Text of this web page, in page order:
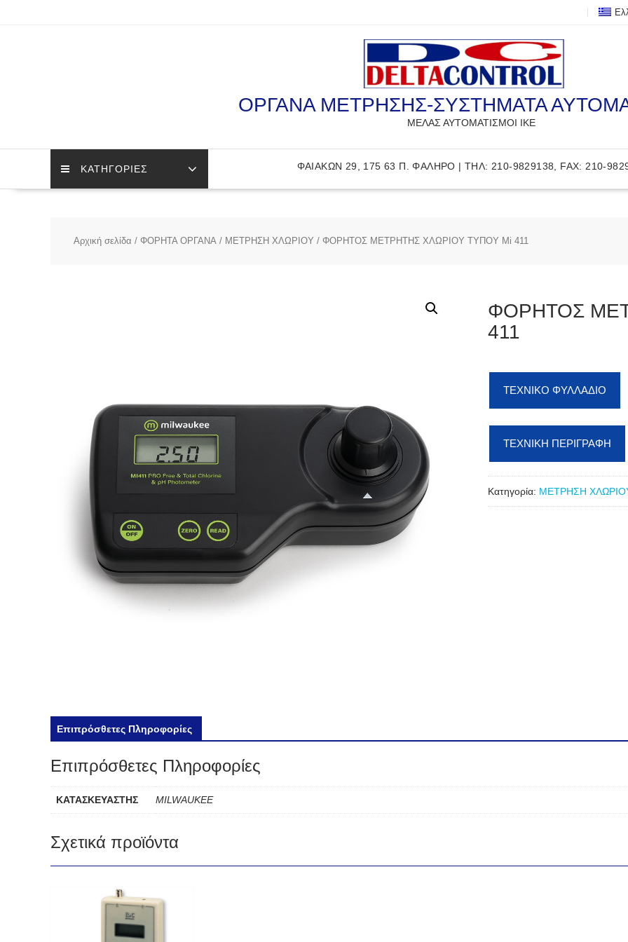
ΟΡΓΑΝΑ ΜΕΤΡΗΣΗΣ-ΣΥΣΤΗΜΑΤΑ
ΜΕΛΑΣ ΑΥΤΟΜΑΤΙΣΜΟΙ ΙΚΕ
ΚΑΤΗΓΟΡΙΕΣ ΦΑΙΑΚΩΝ 29, 175 63 Π. ΦΑΛΗΡΟ | ΤΗΛ: 210-9829138, FAX: 210-
Αρχική σελίδα / ΦΟΡΗΤΑ ΟΡΓΑΝΑ / ΜΕΤΡΗΣΗ ΧΛΩΡΙΟΥ / ΦΟΡΗΤΟΣ ΜΕΤΡΗΤΗΣ ΧΛΩΡΙΟΥ ΤΥΠΟΥ Mi 411
ΦΟΡΗΤΟΣ
411
ΤΕΧΝΙΚΟ ΦΥΛΛΑΔΙΟ
ΤΕΧΝΙΚΗ ΠΕΡΙΓΡΑΦΗ
Κατηγορία: ΜΕΤΡΗΣΗ
Επιπρόσθετες Πληροφορίες
Επιπρόσθετες Πληροφορίες
ΚΑΤΑΣΚΕΥΑΣΤΗΣ MILWAUKEE
Σχετικά προϊόντα